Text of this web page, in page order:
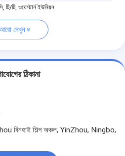
টি/টি, ওয়েস্টার্ন ইউনিয়ন
দেখুন
ঠিকানা
বিনহাই শিল্প অঞ্চল, YinZhou, Ningbo,